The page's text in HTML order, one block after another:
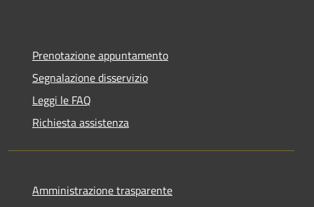
Prenotazione appuntamento
Segnalazione disservizio
Leggi le FAQ
Richiesta assistenza
Amministrazione trasparente